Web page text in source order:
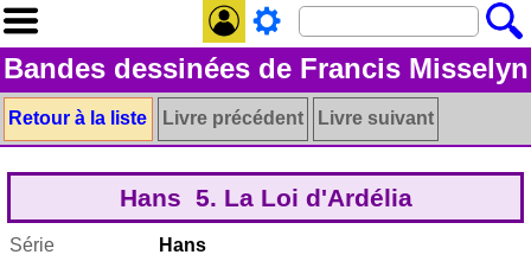
Bandes dessinées de Francis Misselyn
Retour à la liste Livre précédent Livre suivant
Hans 5. La Loi d'Ardélia
Série
Hans